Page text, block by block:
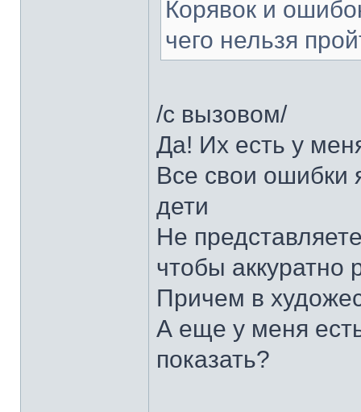
Корявок и
чего нельзя
/с вызовом/
Да! Их есть у
Все свои ошибки
дети
Не
чтобы аккуратно
Причем в
А еще у меня
показать?